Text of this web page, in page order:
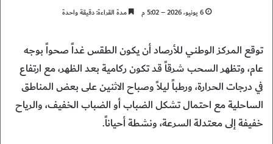
6 يونيو، 2026 – 5:02 م مدة القراءة: دقيقة واحدة
توقع المركز الوطني للأرصاد أن يكون الطقس غداً صحواً بوجه
عام، وتظهر السحب شرقاً قد تكون ركامية بعد الظهر، مع ارتفاع
في درجات الحرارة، ورطباً ليلاً وصباح الاثنين على بعض المناطق
الساحلية مع احتمال تشكل الضباب أو الضباب الخفيف، والرياح
خفيفة إلى معتدلة السرعة، ونشطة أحياناً.